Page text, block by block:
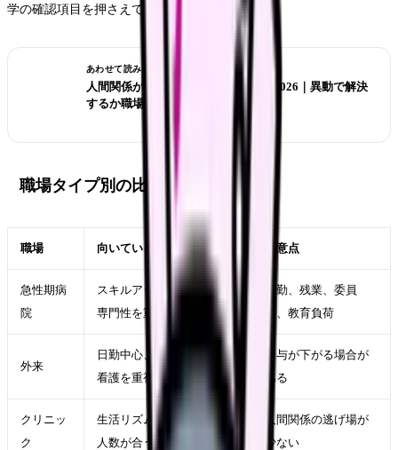
学の確認項目を押さえてください。
あわせて読みたい
人間関係がつらい看護師の転職判断 2026｜異動で解決
するか職場を変えるか
職場タイプ別の比較
職場 向いている人 注意点
急性期病
院
スキルアップ、急変対応、
専門性を重視
夜勤、残業、委員
会、教育負荷
外来
日勤中心、患者対応、継続
看護を重視
給与が下がる場合が
ある
クリニッ
ク
生活リズム、地域密着、少
人数が合う
人間関係の逃げ場が
少ない